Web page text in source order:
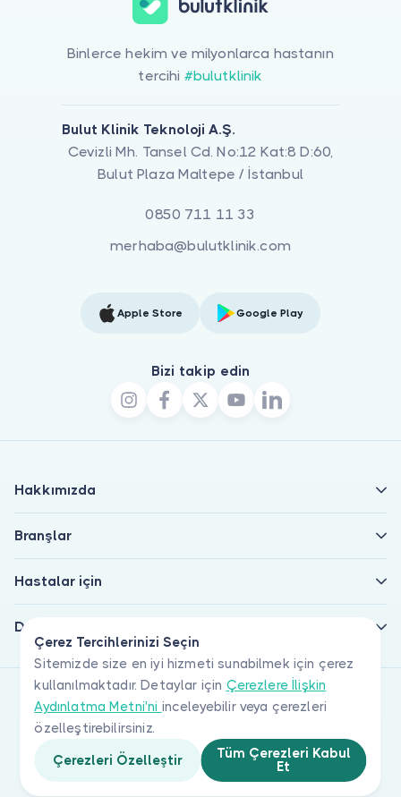
Çerez Tercihlerinizi Seçin
Sitemizde size en iyi hizmeti sunabilmek için çerez
kullanılmaktadır. Detaylar için Çerezlere İlişkin
Aydınlatma Metni'ni inceleyebilir veya çerezleri
özelleştirebilirsiniz.
Çerezleri Özelleştir
Tüm Çerezleri Kabul
Et
Binlerce hekim ve milyonlarca hastanın
tercihi #bulutklinik
Bulut Klinik Teknoloji A.Ş.
Cevizli Mh. Tansel Cd. No:12 Kat:8 D:60,
Bulut Plaza Maltepe / İstanbul
0850 711 11 33
merhaba@bulutklinik.com
Apple Store Google Play
Bizi takip edin
Hakkımızda
Branşlar
Hastalar için
Doktorlar için